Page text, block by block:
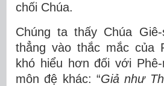
chối Chúa.
Chúng ta thấy Chúa
thẳng vào thắc mắc của
khó hiểu hơn đối với
môn đệ khác: “Giả như